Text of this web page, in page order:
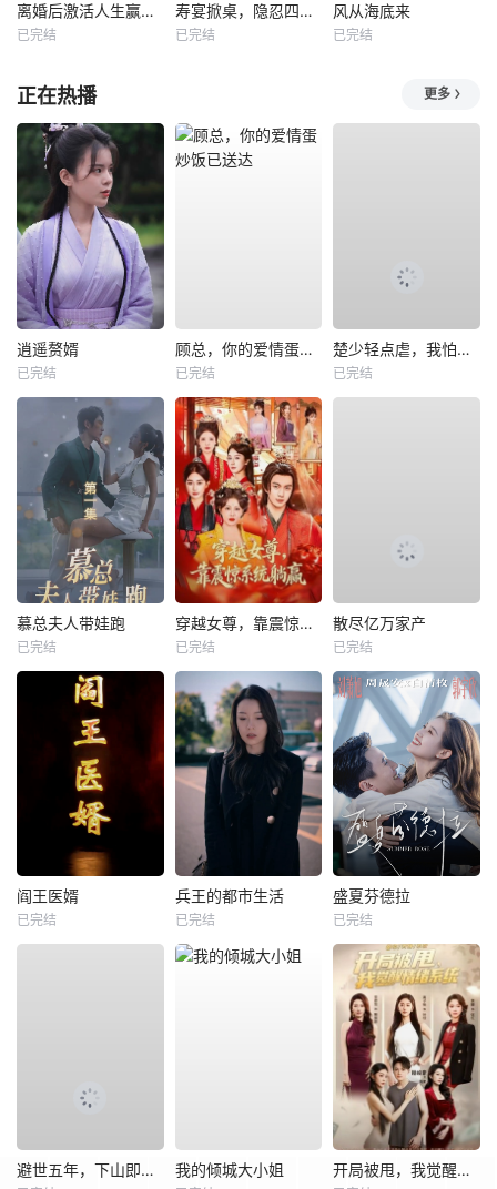
离婚后激活人生赢家系统
已完结
寿宴掀桌，隐忍四年我封神
已完结
风从海底来
已完结
正在热播 更多
逍遥赘婿
已完结
顾总，你的爱情蛋炒饭已送达
已完结
楚少轻点虐，我怕夫人受不住
已完结
慕总夫人带娃跑
已完结
穿越女尊，靠震惊系统躺赢
已完结
散尽亿万家产
已完结
阎王医婿
已完结
兵王的都市生活
已完结
盛夏芬德拉
已完结
避世五年，下山即无敌 我的倾城大小姐 开局被甩，我觉醒情绪系统